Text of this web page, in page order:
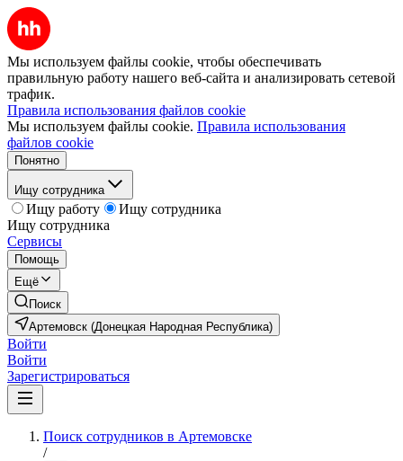
Мы используем файлы cookie, чтобы обеспечивать
правильную работу нашего веб-сайта и анализировать сетевой
трафик.
Правила использования файлов cookie
Мы используем файлы cookie. Правила использования
файлов cookie
Понятно
Ищу сотрудника
Ищу работу
Ищу сотрудника
Ищу сотрудника
Сервисы
Помощь
Ещё
Поиск
Артемовск (Донецкая Народная Республика)
Войти
Войти
Зарегистрироваться
Поиск сотрудников в Артемовске
/